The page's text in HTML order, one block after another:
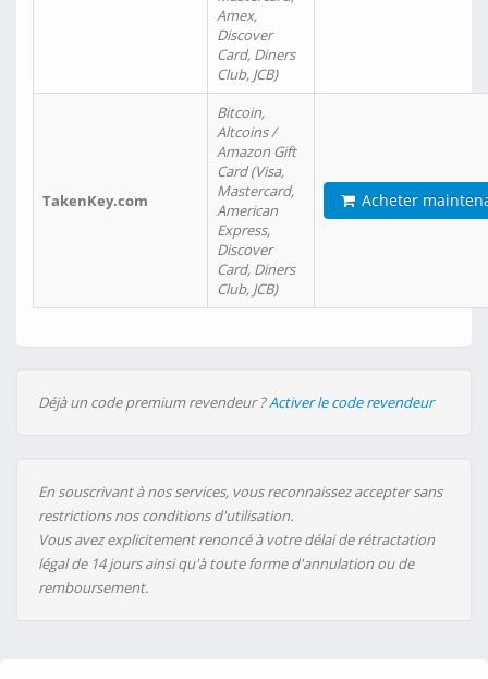
Amex,
Discover
Card, Diners
Club, JCB)
TakenKey.com
Bitcoin,
Altcoins /
Amazon Gift
Card (Visa,
Mastercard,
American
Express,
Discover
Card, Diners
Club, JCB)
Acheter
Déjà un code premium revendeur ?Activer le code revendeur
En souscrivant à nos services, vous reconnaissez accepter sans
restrictions nos conditions d'utilisation.
Vous avez explicitement renoncé à votre délai de rétractation
légal de 14 jours ainsi qu'à toute forme d'annulation ou de
remboursement.